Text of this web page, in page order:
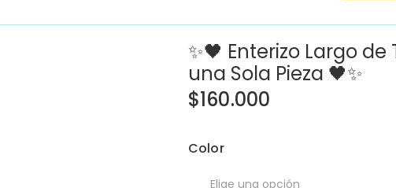
✨🖤 Enterizo Largo
una Sola Pieza 🖤✨
$160.000
Color